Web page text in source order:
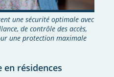
en résidences
une sécurité optimale avec
de contrôle des accès,
une protection maximale